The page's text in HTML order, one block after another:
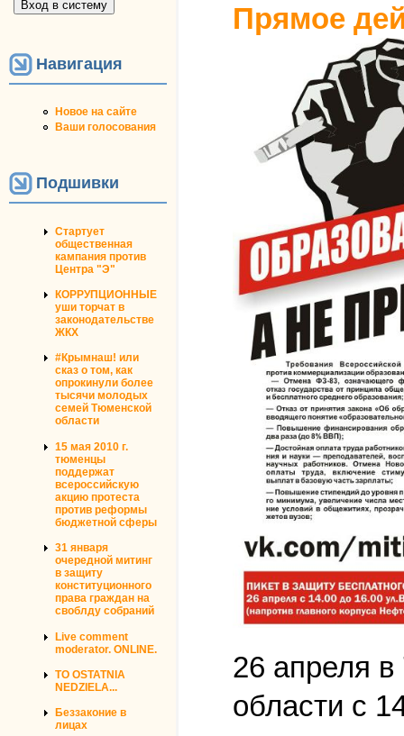
Навигация
Новое на сайте
Ваши голосования
Подшивки
Стартует
общественная
кампания против
Центра "Э"
КОРРУПЦИОННЫЕ
уши торчат в
законодательстве
ЖКХ
#Крымнаш! или
сказ о том, как
опрокинули более
тысячи молодых
семей Тюменской
области
15 мая 2010 г.
тюменцы
поддержат
всероссийскую
акцию протеста
против реформы
бюджетной сферы
31 января
очередной митинг
в защиту
конституционного
права граждан на
своблду собраний
Live comment
moderator. ONLINE.
TO OSTATNIA
NEDZIELA...
Беззаконие в
лицах
Прямое
26 апреля
области c